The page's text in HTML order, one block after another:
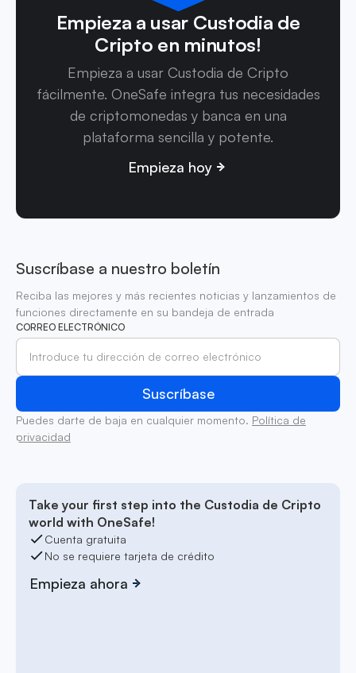
Empieza a usar Custodia de
Cripto en minutos!
Empieza a usar Custodia de Cripto
fácilmente. OneSafe integra tus necesidades
de criptomonedas y banca en una
plataforma sencilla y potente.
Empieza hoy
Suscríbase a nuestro boletín
Reciba las mejores y más recientes noticias y lanzamientos de
funciones directamente en su bandeja de entrada
CORREO ELECTRÓNICO
Puedes darte de baja en cualquier momento. Política de
privacidad
Take your first step into the Custodia de Cripto
world with OneSafe!
Cuenta gratuita
No se requiere tarjeta de crédito
Empieza ahora